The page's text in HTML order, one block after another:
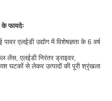
फायदेः
एलईडी उद्योग में विशेषज्ञता के 6 वर्ष
लेंस, एलईडी निरंतर ड्राइवर,
घटकों से लेकर उत्पादों की पूरी श्रृंखला